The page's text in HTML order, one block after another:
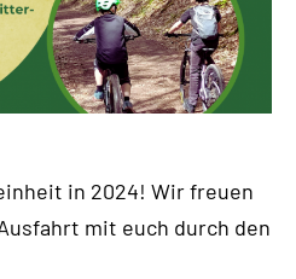
in 2024! Wir freuen
mit euch durch den